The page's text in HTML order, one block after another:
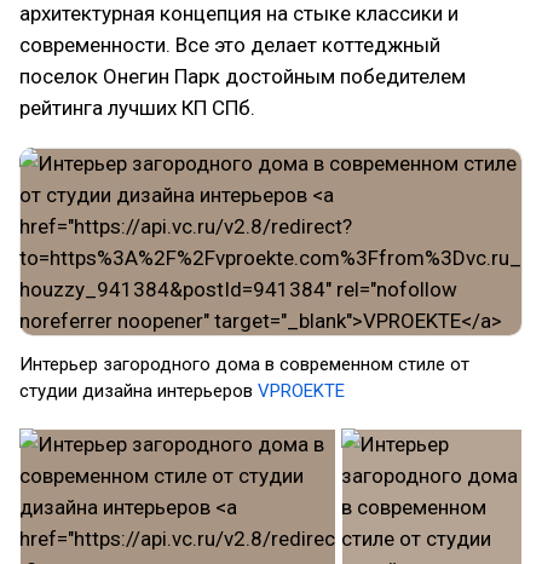
архитектурная концепция на стыке классики и
современности. Все это делает коттеджный
поселок Онегин Парк достойным победителем
рейтинга лучших КП СПб.
Интерьер загородного дома в современном стиле от
студии дизайна интерьеров VPROEKTE